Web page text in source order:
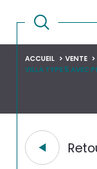
ACCUEIL VENTE
VILLA TYPE 5 AVEC